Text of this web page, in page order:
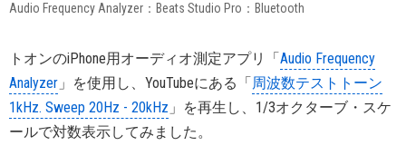
Audio Frequency Analyzer：Beats Studio Pro：Bluetooth
トオンのiPhone用オーディオ測定アプリ「 Audio Frequency
Analyzer 」を使用し、YouTubeにある「 周波数テストトーン
1kHz. Sweep 20Hz - 20kHz 」を再生し、1/3オクターブ・スケ
ールで対数表示してみました。